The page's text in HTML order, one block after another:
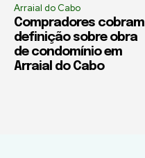
Arraial do Cabo
Compradores cobram
definição sobre obra
de condomínio em
Arraial do Cabo